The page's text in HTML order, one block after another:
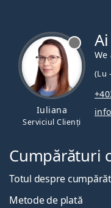
Iuliana
Serviciul Clienți
(Lu
Cumpărături
Totul despre
Metode de plată